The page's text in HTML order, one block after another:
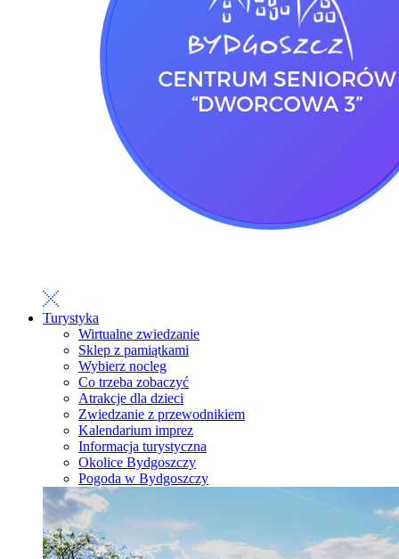
Turystyka
Wirtualne zwiedzanie
Sklep z pamiątkami
Wybierz nocleg
Co trzeba zobaczyć
Atrakcje dla dzieci
Zwiedzanie z przewodnikiem
Kalendarium imprez
Informacja turystyczna
Okolice Bydgoszczy
Pogoda w Bydgoszczy